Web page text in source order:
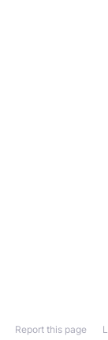
Report this page